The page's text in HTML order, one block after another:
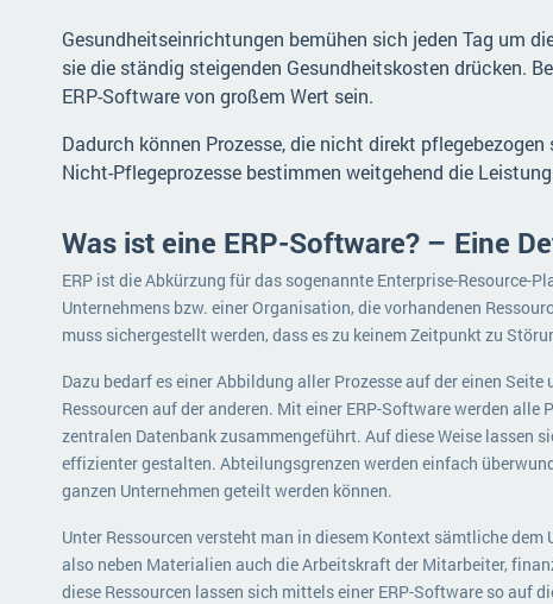
Gesundheitseinrichtungen bemühen sich jeden Tag um
sie die ständig steigenden Gesundheitskosten drücken.
ERP-Software von großem Wert sein.
Dadurch können Prozesse, die nicht direkt
Nicht-Pflegeprozesse bestimmen weitgehend die
Was ist eine ERP-Software? – Eine
ERP ist die Abkürzung für das sogenannte Enterprise-Resource-
Unternehmens bzw. einer Organisation, die vorhandenen
muss sichergestellt werden, dass es zu keinem Zeitpunkt zu
Dazu bedarf es einer Abbildung aller Prozesse auf der einen
Ressourcen auf der anderen. Mit einer ERP-Software werden
zentralen Datenbank zusammengeführt. Auf diese Weise lassen
effizienter gestalten. Abteilungsgrenzen werden einfach
ganzen Unternehmen geteilt werden können.
Unter Ressourcen versteht man in diesem Kontext sämtliche
also neben Materialien auch die Arbeitskraft der Mitarbeiter,
diese Ressourcen lassen sich mittels einer ERP-Software so auf